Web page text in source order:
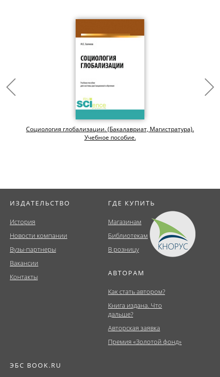
Социология глобализации. (Бакалавриат, Магистратура).
Учебное пособие.
ИЗДАТЕЛЬСТВО
История
Новости компании
Вузы-партнеры
Вакансии
Контакты
ГДЕ КУПИТЬ
Магазинам
Библиотекам
В розницу
АВТОРАМ
Как стать автором?
Книга издана. Что
дальше?
Авторская заявка
Премия «Золотой фонд»
ЭБС BOOK.RU